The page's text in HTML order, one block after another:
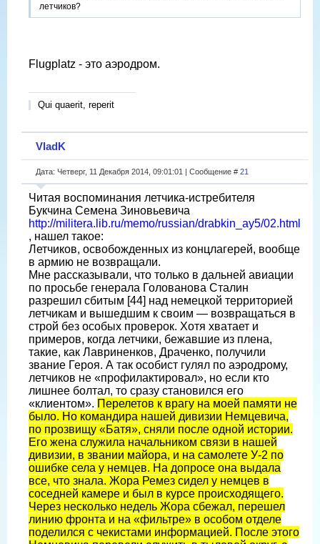
летчиков?
Flugplatz - это аэродром.
Qui quaerit, reperit
VladK
Дата: Четверг, 11 Декабря 2014, 09:01:01 | Сообщение # 21
Читая воспоминания летчика-истребителя
Букчина Семена Зиновьевича
http://militera.lib.ru/memo/russian/drabkin_ay5/02.html
, нашел такое:
Летчиков, освобожденных из концлагерей, вообще
в армию не возвращали.
Мне рассказывали, что только в дальней авиации
по просьбе генерала Голованова Сталин
разрешил сбитым [44] над немецкой территорией
летчикам и вышедшим к своим — возвращаться в
строй без особых проверок. Хотя хватает и
примеров, когда летчики, бежавшие из плена,
такие, как Лавриненков, Драченко, получили
звание Героя. А так особист гулял по аэродрому,
летчиков не «профилактировал», но если кто
лишнее болтал, то сразу становился его
«клиентом». Перелетов к врагу на моей памяти не
было. Но командира нашей дивизии Немцевича,
по прозвищу «Батя», сняли после одной истории.
Его жена служила начальником связи в нашей
дивизии, в звании майора, и на самолете У-2 по
ошибке села у немцев. На допросе она выдала
все, что знала. Жора Ремез сидел у немцев в
соседней камере и был в курсе происходящего.
Через несколько недель Жора сбежал, перешел
линию фронта и на «фильтре» в особом отделе
поделился с чекистами информацией. После этого